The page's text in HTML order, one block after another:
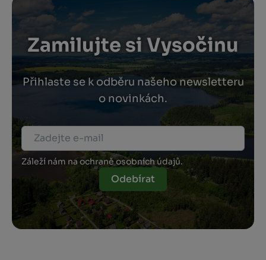
Zamilujte si Vysočinu
Přihlaste se k odběru našeho newsletteru
o novinkách.
Záleží nám na ochraně osobních údajů.
Odebírat